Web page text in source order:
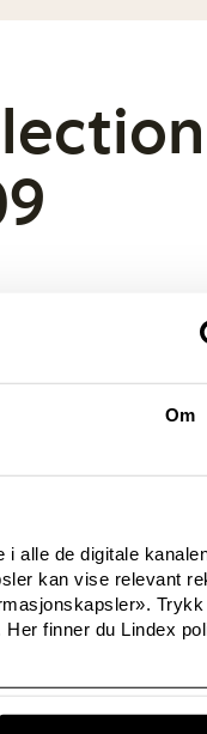
Om
alle de digitale
kan vise relevant
finner du Lindex
bare at denne er
blondevolanger,
blomstermønstrede
overstrødd med
Girdle, offwhite BH